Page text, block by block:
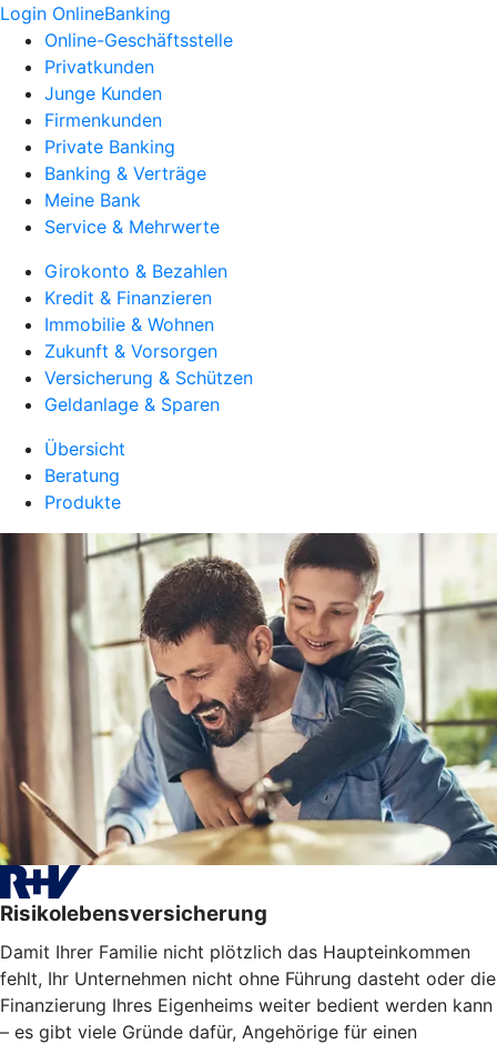
Login OnlineBanking
Online-Geschäftsstelle
Privatkunden
Junge Kunden
Firmenkunden
Private Banking
Banking & Verträge
Meine Bank
Service & Mehrwerte
Girokonto & Bezahlen
Kredit & Finanzieren
Immobilie & Wohnen
Zukunft & Vorsorgen
Versicherung & Schützen
Geldanlage & Sparen
Übersicht
Beratung
Produkte
Risikolebensversicherung
Damit Ihrer Familie nicht plötzlich das Haupteinkommen
fehlt, Ihr Unternehmen nicht ohne Führung dasteht oder die
Finanzierung Ihres Eigenheims weiter bedient werden kann
– es gibt viele Gründe dafür, Angehörige für einen